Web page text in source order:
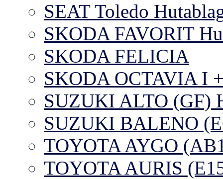
SEAT Toledo
SKODA FAVORIT
SKODA FELICIA
SKODA OCTAVIA I
SUZUKI ALTO (GF)
SUZUKI BALENO
TOYOTA AYGO
TOYOTA AURIS